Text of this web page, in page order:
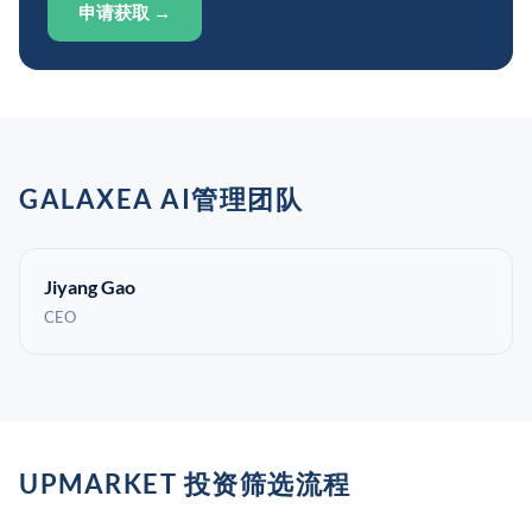
申请获取 →
GALAXEA AI管理团队
Jiyang Gao
CEO
UPMARKET 投资筛选流程